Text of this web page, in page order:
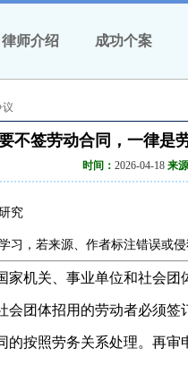
成功个案
律师介绍
议
不签劳动合同，一律是
时间： 2026-04-18 来
究
习，若来源、作者标注错误或
家机关、事业单位和社会
会团体招用的劳动者必须
的按照劳务关系处理。再